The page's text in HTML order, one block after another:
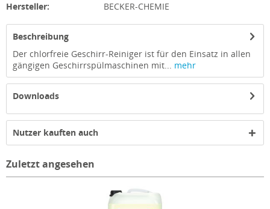
Hersteller:
BECKER-CHEMIE
Beschreibung
Der chlorfreie Geschirr-Reiniger ist für den Einsatz in allen
gängigen Geschirrspülmaschinen mit... mehr
Downloads
Nutzer kauften auch
Zuletzt angesehen